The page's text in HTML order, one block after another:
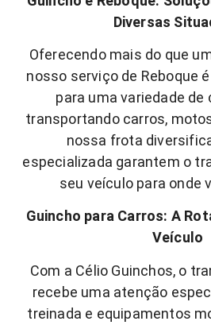
Diversas
Oferecendo mais do que
nosso serviço de Reboque
para uma variedade de
transportando carros,
nossa frota
especializada garantem o
seu veículo para onde
Guincho para Carros: A
Veículo
Com a Célio Guinchos, o
recebe uma atenção
treinada e equipamentos